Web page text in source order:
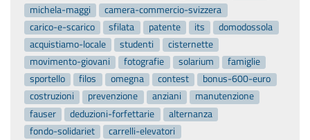
michela-maggi
camera-commercio-svizzera
carico-e-scarico
sfilata patente its
domodossola
acquistiamo-locale
studenti
cisternette
movimento-giovani
fotografie solarium
famiglie
sportello
filos omegna contest
bonus-600-euro
costruzioni
prevenzione anziani
manutenzione
fauser
deduzioni-forfettarie
alternanza
fondo-solidariet
carrelli-elevatori